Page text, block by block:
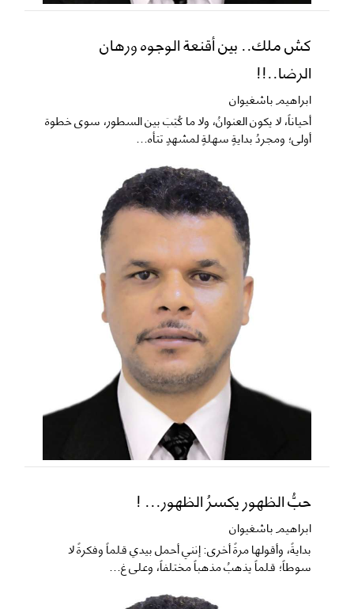
كش ملك.. بين أقنعة الوجوه ورهان
الرضا..!!
ابراهيم باشغيوان
​أحياناً، لا يكون العنوانُ، ولا ما كُتِبَ بين السطور، سوى خطوة
أولى؛ ومجردُ بدايةٍ سهلةٍ لمشهدٍ تتأه...
حبُّ الظهور يكسرُ الظهور... !
ابراهيم باشغيوان
​بدايةً، وأقولها مرةً أخرى: إنني أحمل بيدي قلماً وفكرةً لا
سوطاً؛ قلماً يذهبُ مذهباً مختلفاً، وعلى غ...